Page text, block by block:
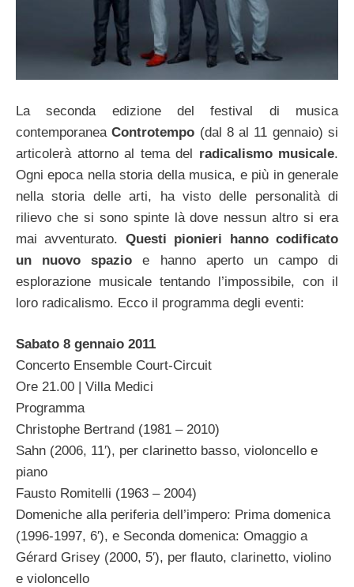
La seconda edizione del festival di musica
contemporaneaControtempo (dal 8 al 11 gennaio) si
articolerà attorno al tema del radicalismo musicale.
Ogni epoca nella storia della musica, e più in generale
nella storia delle arti, ha visto delle personalità di
rilievo che si sono spinte là dove nessun altro si era
mai avventurato. Questi pionieri hanno codificato
un nuovo spazio e hanno aperto un campo di
esplorazione musicale tentando l’impossibile, con il
loro radicalismo. Ecco il programma degli eventi:
Sabato 8 gennaio 2011
Concerto Ensemble Court-Circuit
Ore 21.00 | Villa Medici
Programma
Christophe Bertrand (1981 – 2010)
Sahn (2006, 11′), per clarinetto basso, violoncello e
piano
Fausto Romitelli (1963 – 2004)
Domeniche alla periferia dell’impero: Prima domenica
(1996-1997, 6′), e Seconda domenica: Omaggio a
Gérard Grisey (2000, 5′), per flauto, clarinetto, violino
e violoncello